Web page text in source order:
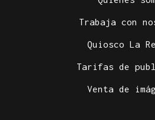
Trabaja con
Quiosco La
Tarifas de
Venta de